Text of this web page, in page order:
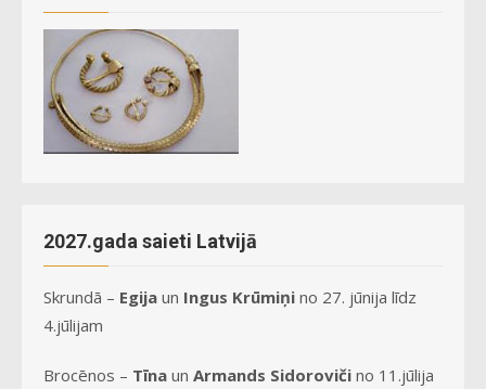
2027.gada saieti Latvijā
Skrundā – Egija un Ingus Krūmiņi no 27. jūnija līdz
4.jūlijam
Brocēnos – Tīna un Armands Sidoroviči no 11.jūlija